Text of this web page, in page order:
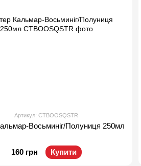
Артикул: CTBOOSQSTR
Восьминіг/Полуниця 250мл
160 грн Купити